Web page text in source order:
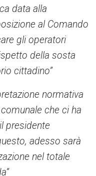
data alla
al Comando
gli operatori
della sosta
cittadino”
normativa
che ci ha
presidente
adesso sarà
nel totale